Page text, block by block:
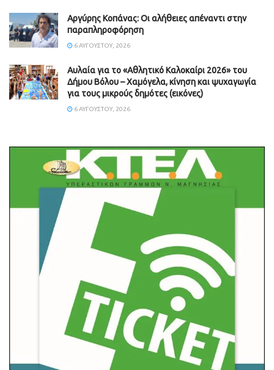
Aργύρης Κοπάνας: Οι αλήθειες απέναντι στην
παραπληροφόρηση
6 ΑΥΓΟΎΣΤΟΥ, 2026
Αυλαία για το «Αθλητικό Καλοκαίρι 2026» του
Δήμου Βόλου – Χαμόγελα, κίνηση και ψυχαγωγία
για τους μικρούς δημότες (εικόνες)
6 ΑΥΓΟΎΣΤΟΥ, 2026